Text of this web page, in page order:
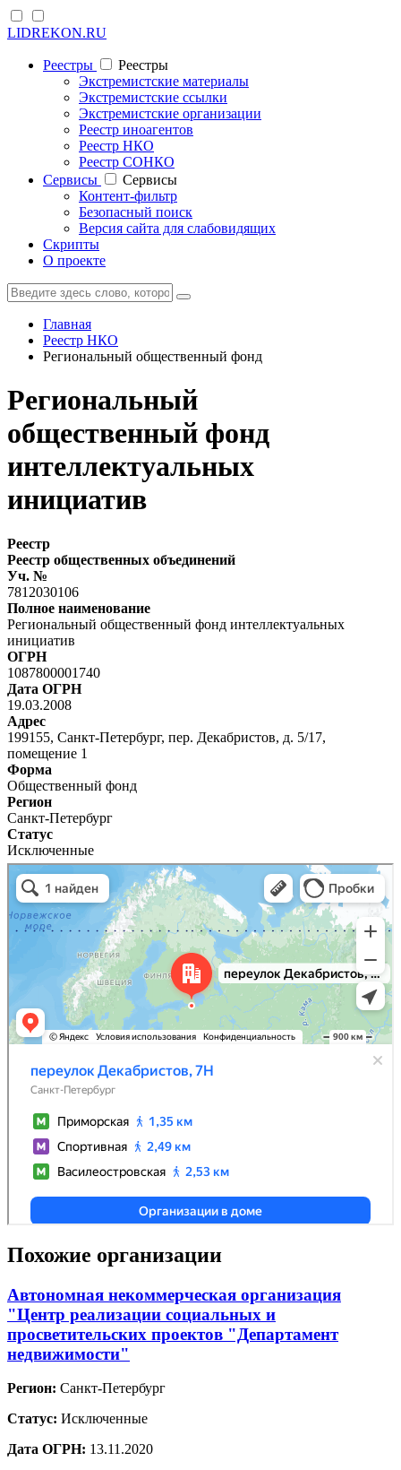
LIDREKON.RU
Реестры
Реестры
Экстремистские материалы
Экстремистские ссылки
Экстремистские организации
Реестр иноагентов
Реестр НКО
Реестр СОНКО
Cервисы
Cервисы
Контент-фильтр
Безопасный поиск
Версия сайта для слабовидящих
Скрипты
О проекте
Главная
Реестр НКО
Региональный общественный фонд
Региональный
общественный фонд
интеллектуальных
инициатив
Реестр
Реестр общественных объединений
Уч. №
7812030106
Полное наименование
Региональный общественный фонд интеллектуальных
инициатив
ОГРН
1087800001740
Дата ОГРН
19.03.2008
Адрес
199155, Санкт-Петербург, пер. Декабристов, д. 5/17,
помещение 1
Форма
Общественный фонд
Регион
Санкт-Петербург
Статус
Исключенные
Похожие организации
Автономная некоммерческая организация
"Центр реализации социальных и
просветительских проектов "Департамент
недвижимости"
Регион: Санкт-Петербург
Статус: Исключенные
Дата ОГРН: 13.11.2020